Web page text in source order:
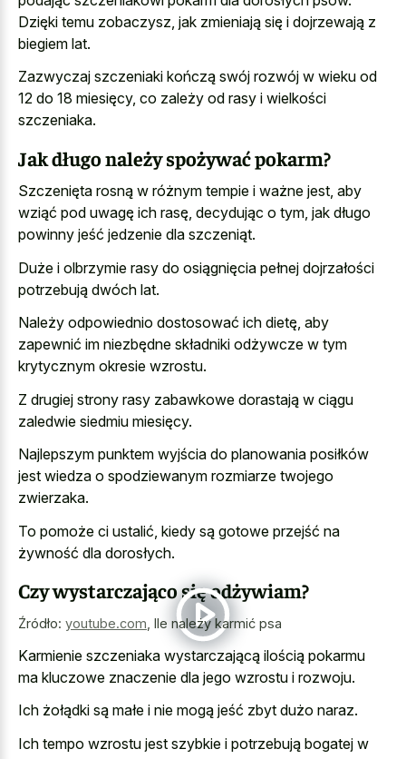
Dzięki temu zobaczysz, jak zmieniają się i dojrzewają z
biegiem lat.
Zazwyczaj szczeniaki kończą swój rozwój w wieku od
12 do 18 miesięcy, co zależy od rasy i wielkości
szczeniaka.
Jak długo należy spożywać pokarm?
Szczenięta rosną w różnym tempie i ważne jest, aby
wziąć pod uwagę ich rasę, decydując o tym, jak długo
powinny jeść jedzenie dla szczeniąt.
Duże i olbrzymie rasy do osiągnięcia pełnej dojrzałości
potrzebują dwóch lat.
Należy odpowiednio dostosować ich dietę, aby
zapewnić im niezbędne składniki odżywcze w tym
krytycznym okresie wzrostu.
Z drugiej strony rasy zabawkowe dorastają w ciągu
zaledwie siedmiu miesięcy.
Najlepszym punktem wyjścia do planowania posiłków
jest wiedza o spodziewanym rozmiarze twojego
zwierzaka.
To pomoże ci ustalić, kiedy są gotowe przejść na
żywność dla dorosłych.
Czy wystarczająco się odżywiam?
Źródło: youtube.com Ile należy karmić psa
Karmienie szczeniaka wystarczającą ilością pokarmu
ma kluczowe znaczenie dla jego wzrostu i rozwoju.
Ich żołądki są małe i nie mogą jeść zbyt dużo naraz.
Ich tempo wzrostu jest szybkie i potrzebują bogatej w